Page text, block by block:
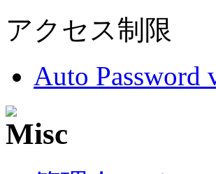
アクセス制限
Auto Password